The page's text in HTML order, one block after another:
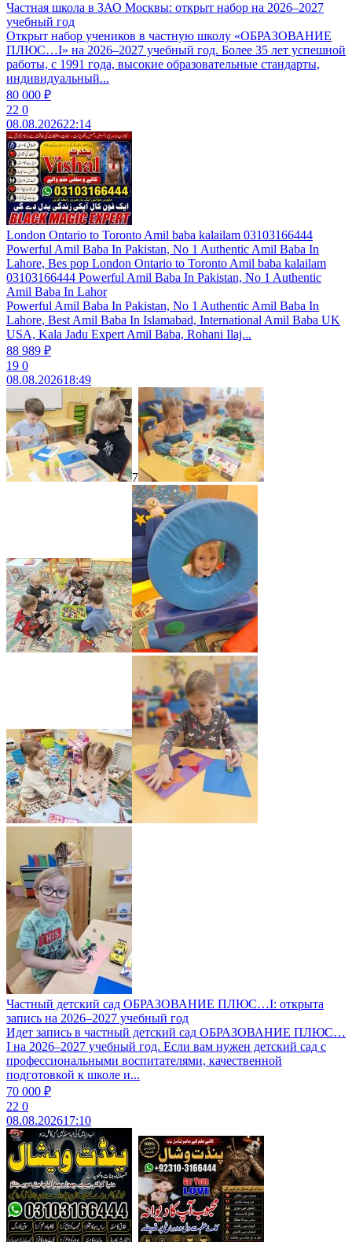
Частная школа в ЗАО Москвы: открыт набор на 2026–2027
учебный год
Открыт набор учеников в частную школу «ОБРАЗОВАНИЕ
ПЛЮС…I» на 2026–2027 учебный год. Более 35 лет успешной
работы, с 1991 года, высокие образовательные стандарты,
индивидуальный...
80 000 ₽
22 0
08.08.202622:14
London Ontario to Toronto Amil baba kalailam 03103166444
Powerful Amil Baba In Pakistan, No 1 Authentic Amil Baba In
Lahore, Bes pop London Ontario to Toronto Amil baba kalailam
03103166444 Powerful Amil Baba In Pakistan, No 1 Authentic
Amil Baba In Lahor
Powerful Amil Baba In Pakistan, No 1 Authentic Amil Baba In
Lahore, Best Amil Baba In Islamabad, International Amil Baba UK
USA, Kala Jadu Expert Amil Baba, Rohani Ilaj...
88 989 ₽
19 0
08.08.202618:49
7
Частный детский сад ОБРАЗОВАНИЕ ПЛЮС…I: открыта
запись на 2026–2027 учебный год
Идет запись в частный детский сад ОБРАЗОВАНИЕ ПЛЮС…
I на 2026–2027 учебный год. Если вам нужен детский сад с
профессиональными воспитателями, качественной
подготовкой к школе и...
70 000 ₽
22 0
08.08.202617:10